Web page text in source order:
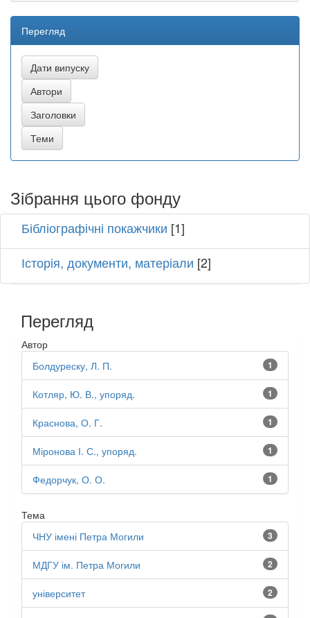
Перегляд
Зібрання цього фонду
Бібліографічні покажчики [1]
Історія, документи, матеріали [2]
Перегляд
Автор
1
Болдуреску, Л. П.
1
Котляр, Ю. В., упоряд.
1
Краснова, О. Г.
1
Міронова І. С., упоряд.
1
Федорчук, О. О.
Тема
3
ЧНУ імені Петра Могили
2
МДГУ ім. Петра Могили
2
університет